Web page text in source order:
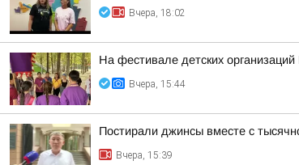
Вчера, 18:02
На фестивале детских
Вчера, 15:44
Постирали джинсы вместе с
Вчера, 15:39